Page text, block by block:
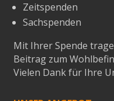
Zeitspenden
Sachspenden
Mit Ihrer Spende
Beitrag zum
Vielen Dank für Ihre